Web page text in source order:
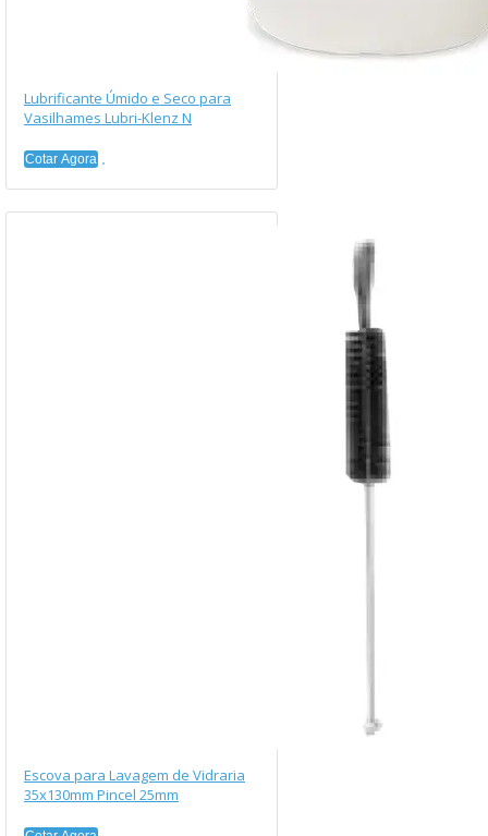
Lubrificante Úmido e Seco para
Vasilhames Lubri-Klenz N
Cotar Agora
Escova para Lavagem de Vidraria
35x130mm Pincel 25mm